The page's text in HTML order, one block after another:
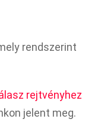
rendszerint
rejtvényhez
jelent meg.